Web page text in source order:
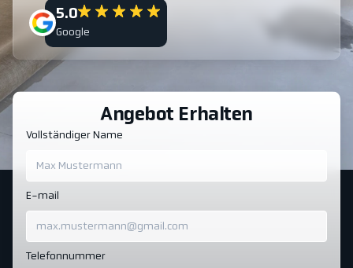
5.0
Google
Angebot Erhalten
Vollständiger Name
E-mail
Telefonnummer